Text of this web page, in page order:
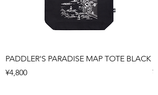
PADDLER'S PARADISE MAP TOTE BLACK
Price
¥4,800